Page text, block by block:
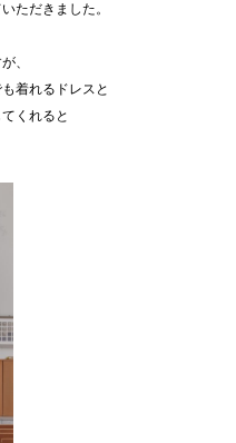
ただきました。
、
着れるドレスと
くれると